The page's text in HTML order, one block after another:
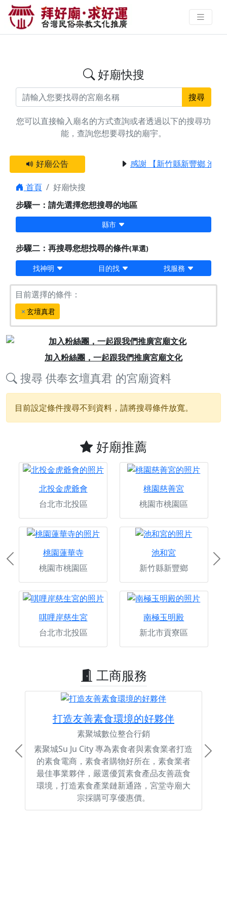
搜尋玄壇真君廟宇資料 | 拜好廟求
好運 找到與您有緣的信仰
好廟快搜
搜尋
您可以直接輸入廟名的方式查詢或者透過以下的搜尋功
能，查詢您想要尋找的廟宇。
好廟公告 感謝 【新竹縣新豐鄉 池和
首頁
好廟快搜
步驟一：請先選擇您想搜尋的地區
縣市
步驟二：再搜尋您想找尋的條件(單選)
找神明 目的找 找服務
目前選擇的條件：
玄壇真君
加入粉絲團，一起跟我們推廣宮廟文化
Previous
搜尋 供奉玄壇真君 的宮廟資料
目前設定條件搜尋不到資料，請將搜尋條件放寬。
好廟推薦
北投金虎爺會
台北市北投區
桃園慈善宮
桃園市桃園區
桃園蓮華寺
桃園市桃園區
池和宮
新竹縣新豐鄉
唭哩岸慈生宮
台北市北投區
南極玉明殿
新北市貢寮區
Previous
工商服務
打造友善素食環境的好夥伴
素聚城數位整合行銷
素聚城Su Ju City 專為素食者與素食業者打造
的素食電商，素食者購物好所在，素食業者
最佳事業夥伴，嚴選優質素食產品友善蔬食
環境，打造素食產業鏈新通路，宮堂寺廟大
宗採購可享優惠價。
Previous Next